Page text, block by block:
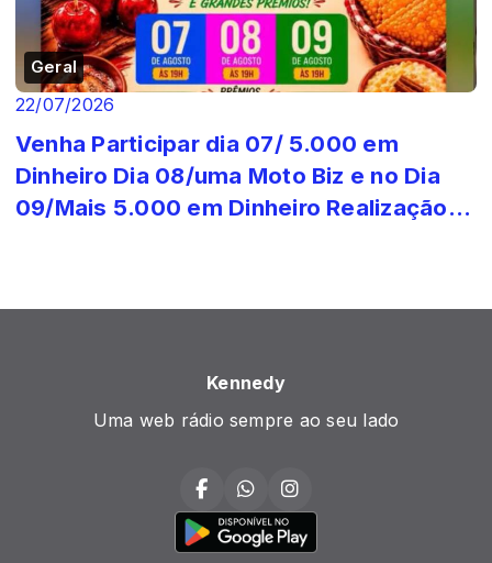
Geral
22/07/2026
Venha Participar dia 07/ 5.000 em
Dinheiro Dia 08/uma Moto Biz e no Dia
09/Mais 5.000 em Dinheiro Realização
Kennedy
Uma web rádio sempre ao seu lado